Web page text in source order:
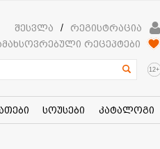
შესვლა /
რეგისტრაცია
რეცეპტები
12+
სოუსები კატალოგი